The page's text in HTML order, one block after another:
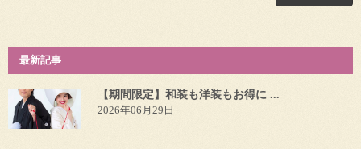
最新記事
【期間限定】和装も洋装もお得に ...
2026年06月29日